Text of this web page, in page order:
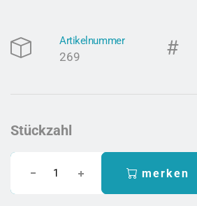
Artikelnummer
269
Stückzahl
merken